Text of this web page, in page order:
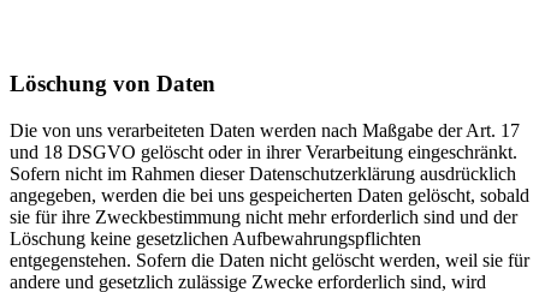
Löschung von Daten
Die von uns verarbeiteten Daten werden nach Maßgabe der Art. 17
und 18 DSGVO gelöscht oder in ihrer Verarbeitung eingeschränkt.
Sofern nicht im Rahmen dieser Datenschutzerklärung ausdrücklich
angegeben, werden die bei uns gespeicherten Daten gelöscht, sobald
sie für ihre Zweckbestimmung nicht mehr erforderlich sind und der
Löschung keine gesetzlichen Aufbewahrungspflichten
entgegenstehen. Sofern die Daten nicht gelöscht werden, weil sie für
andere und gesetzlich zulässige Zwecke erforderlich sind, wird